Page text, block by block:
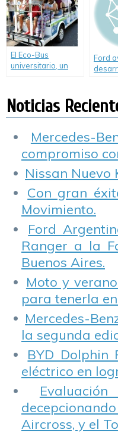
El Eco-Bus
universitario, un
Plata
Ford
Noticias
Mercedes-
compromiso
Nissan Nuevo
Con gran
Movimiento.
Ford
Ranger a la
Buenos Aires.
Moto y
para tenerla
Mercedes-
la segunda
BYD Dolphin
eléctrico en
Aircross, y el